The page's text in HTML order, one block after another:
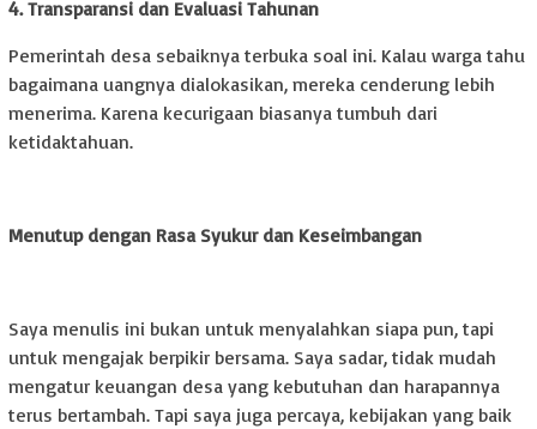
4. Transparansi dan Evaluasi Tahunan
Pemerintah desa sebaiknya terbuka soal ini. Kalau warga tahu
bagaimana uangnya dialokasikan, mereka cenderung lebih
menerima. Karena kecurigaan biasanya tumbuh dari
ketidaktahuan.
Menutup dengan Rasa Syukur dan Keseimbangan
Saya menulis ini bukan untuk menyalahkan siapa pun, tapi
untuk mengajak berpikir bersama. Saya sadar, tidak mudah
mengatur keuangan desa yang kebutuhan dan harapannya
terus bertambah. Tapi saya juga percaya, kebijakan yang baik